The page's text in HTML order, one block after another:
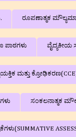
ರೂಪಣಾತ್ಮಕ
ಪಾಠಗಳು ವೈದ್ಯಕೀಯ
ಮತ್ತು
ಸಂಕಲನಾತ್ಮಕ